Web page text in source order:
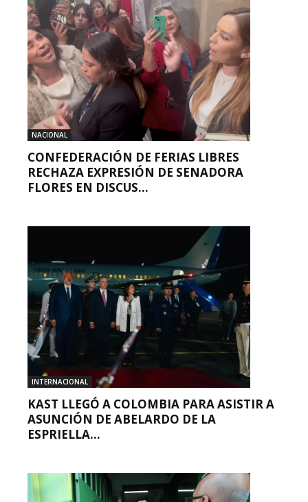
NACIONAL
CONFEDERACIÓN DE FERIAS LIBRES
RECHAZA EXPRESIÓN DE SENADORA
FLORES EN DISCUS...
INTERNACIONAL
KAST LLEGÓ A COLOMBIA PARA ASISTIR A
ASUNCIÓN DE ABELARDO DE LA
ESPRIELLA...